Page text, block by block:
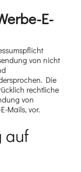
E-
von nicht
Die
rechtliche
von
Mails, vor.
auf